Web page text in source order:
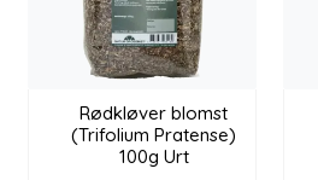
Rødkløver blomst
(Trifolium Pratense)
100g Urt
Inspirasjon